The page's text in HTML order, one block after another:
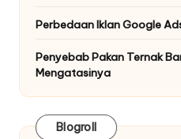
Perbedaan Iklan Google
Penyebab Pakan Ternak
Mengatasinya
Blogroll